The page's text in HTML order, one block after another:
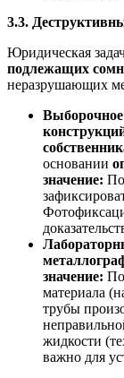
3.3.
Юридическая
подлежащих
неразрушающих
основании
значение:
значение:
материала
трубы
жидкости
важно для